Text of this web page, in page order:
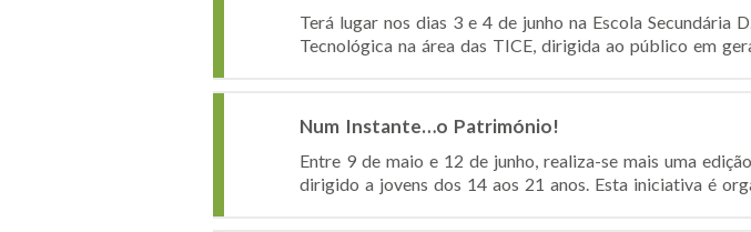
Terá lugar nos dias 3 e 4 de junho na Escola Secundária
Tecnológica na área das TICE, dirigida ao público em
Num Instante…o Património!
Entre 9 de maio e 12 de junho, realiza-se mais uma
dirigido a jovens dos 14 aos 21 anos. Esta iniciativa é